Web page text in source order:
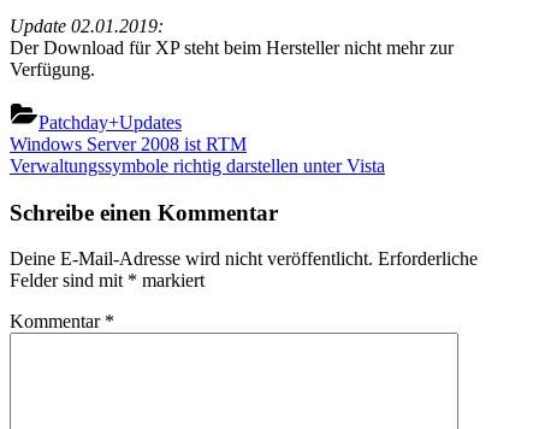
Update 02.01.2019:
Der Download für XP steht beim Hersteller nicht mehr zur
Verfügung.
Patchday+Updates
Beitragsnavigation
Previous
Post:
Windows Server 2008 ist RTM
Next
Verwaltungssymbole richtig darstellen unter Vista
Schreibe einen Kommentar
Deine E-Mail-Adresse wird nicht veröffentlicht. Erforderliche
Felder sind mit * markiert
Kommentar *